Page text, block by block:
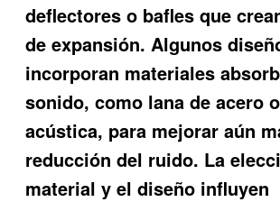
deflectores o bafles que
de expansión. Algunos
incorporan materiales
sonido, como lana de acero
acústica, para mejorar aún
reducción del ruido. La
material y el diseño influyen